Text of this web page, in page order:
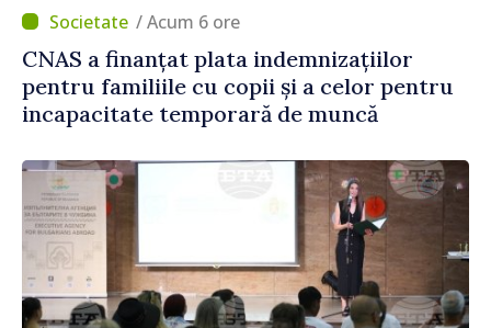
/ Acum 6 ore
CNAS a finanțat plata indemnizațiilor
pentru familiile cu copii și a celor pentru
incapacitate temporară de muncă